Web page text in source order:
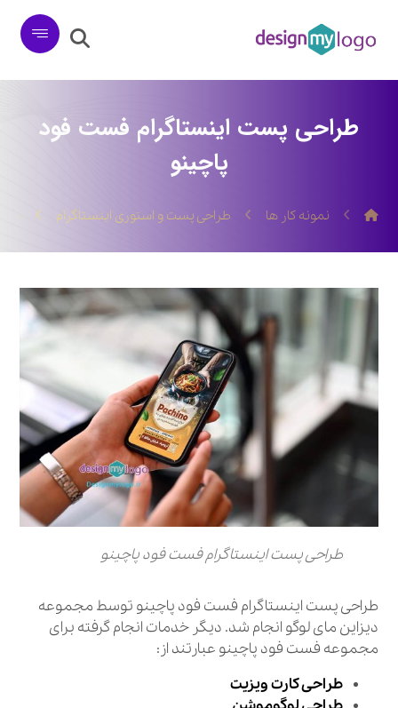
طراحی پست اینستاگرام فست فود
پاچینو
نمونه کار ها طراحی پست و استوری اینستاگرام
طراحی پست اینستاگرام فست فود پاچینو
طراحی پست اینستاگرام فست فود پاچینو توسط مجموعه
دیزاین مای لوگو انجام شد. دیگر خدمات انجام گرفته برای
مجموعه فست فود پاچینو عبارتند از:
طراحی کارت ویزیت